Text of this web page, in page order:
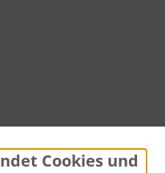
Cookies und